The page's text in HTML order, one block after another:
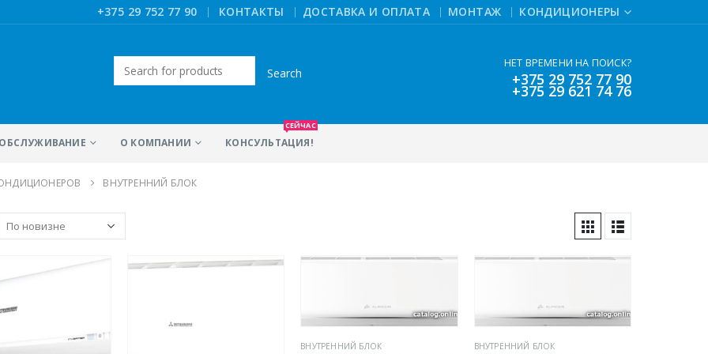
+375 29 752 77 90 | КОНТАКТЫ ДОСТАВКА И ОПЛАТА МОНТАЖ КОНДИЦИОНЕРЫ
Искать: НЕТ ВРЕМЕНИ НА ПОИСК?
+375 29 752 77 90
+375 29 621 74 76
ОБСЛУЖИВАНИЕ О КОМПАНИИ КОНСУЛЬТАЦИЯ!
СЕЙЧАС
ВНУТРЕННИЙ БЛОК
ВНУТРЕННИЙ БЛОК ВНУТРЕННИЙ БЛОК